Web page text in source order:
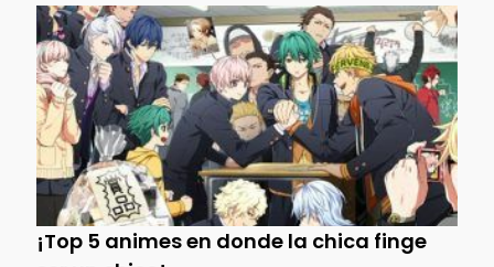
¡Top 5 animes en donde la chica finge